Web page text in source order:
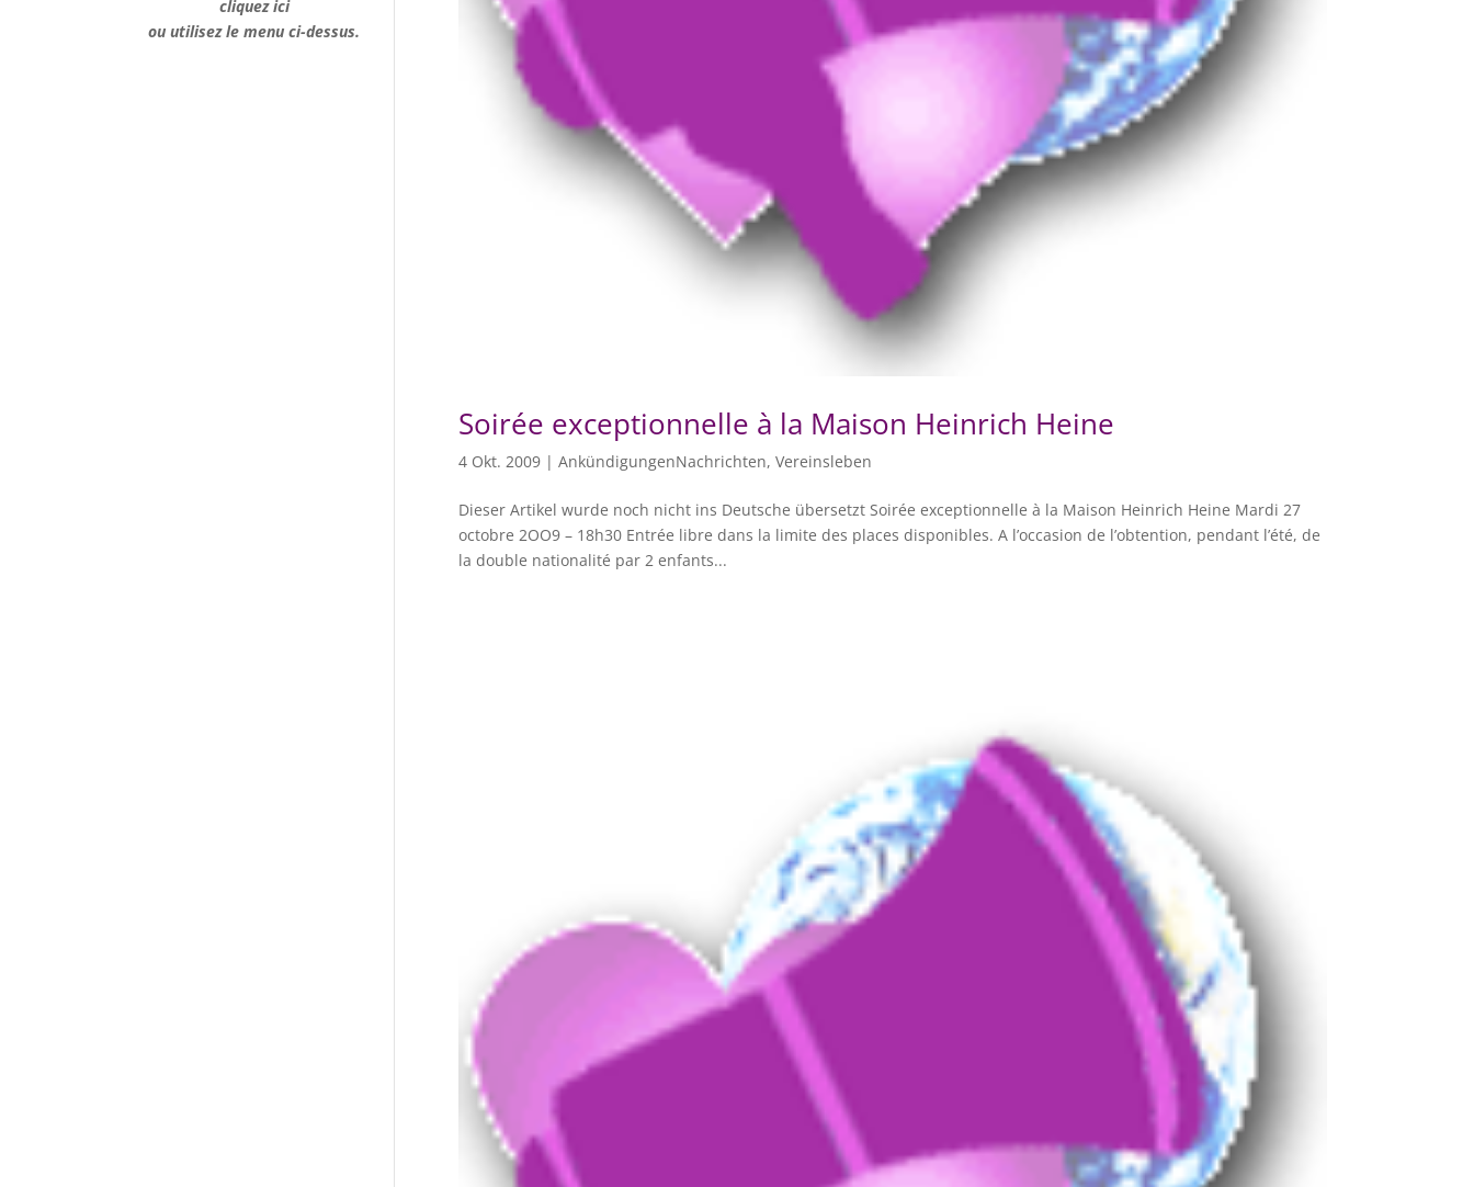
Soirée exceptionnelle à la Maison Heinrich Heine
4 Okt. 2009| AnkündigungenNachrichten, Vereinsleben
Dieser Artikel wurde noch nicht ins Deutsche übersetzt Soirée exceptionnelle à la Maison Heinrich Heine Mardi 27
octobre 2OO9 – 18h30 Entrée libre dans la limite des places disponibles. A l’occasion de l’obtention, pendant l’été, de
la double nationalité par 2 enfants...
cliquez ici
ou utilisez le menu ci-dessus.